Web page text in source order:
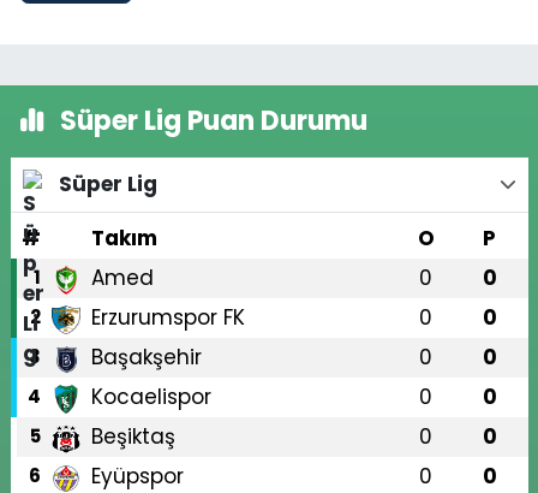
Süper Lig Puan Durumu
Süper Lig
#
Takım O P
1 Amed 0 0
2 Erzurumspor FK 0 0
3 Başakşehir 0 0
4 Kocaelispor 0 0
5 Beşiktaş 0 0
6 Eyüpspor 0 0